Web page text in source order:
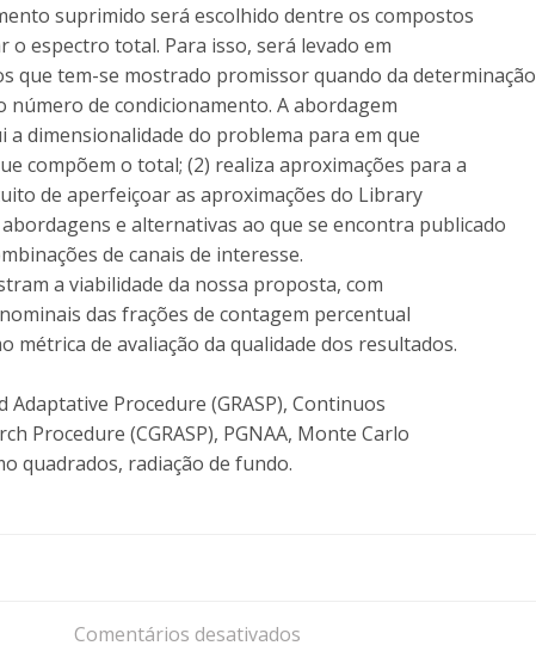
suprimido será escolhido dentre os compostos
espectro total. Para isso, será levado em
que tem-se mostrado promissor quando da determinação
número de condicionamento. A abordagem
dimensionalidade do problema para em que
compõem o total; (2) realiza aproximações para a
de aperfeiçoar as aproximações do Library
abordagens e alternativas ao que se encontra publicado
de canais de interesse.
a viabilidade da nossa proposta, com
das frações de contagem percentual
métrica de avaliação da qualidade dos resultados.
Adaptative Procedure (GRASP), Continuos
Procedure (CGRASP), PGNAA, Monte Carlo
quadrados, radiação de fundo.
de
Comentários desativados